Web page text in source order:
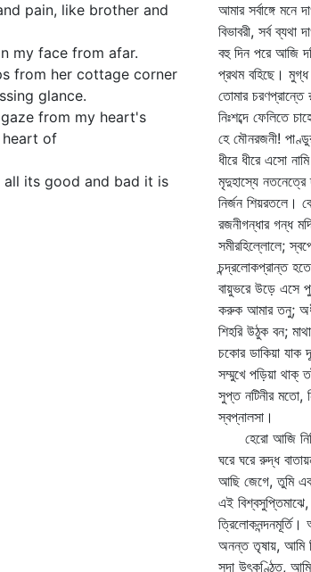
pain, like brother and
my face from afar.
from her cottage corner
glance.
from my heart's
of
its good and bad it is
আমার সর্বাঙ্গে মনে
বিভাবরী, সর্ব ব্যথা
বহু দিন পরে আজি
প্রথম বহিছে।
তোমার চরণপ্রান্তে
নিঃশব্দে ফেলিতে
হে মৌনরজনী!
ধীরে ধীরে এসো
মৃদুহাস্যে নতনেত্রে
নির্জন শিয়রতলে।
রজনীগন্ধার গন্ধ
সমীরহিল্লোলে;
চন্দ্রলোকপ্রান্ত
বায়ুভরে উড়ে এসে
করুক আমার তনু;
শিহরি উঠুক বন;
চকোর ডাকিয়া যাক
সম্মুখে পড়িয়া থাক্‌
সুপ্ত নটিনীর মতো,
স্বপ্নালসা।
হেরো আজি
ঘরে ঘরে রুদ্ধ
আছি জেগে, তুমি
এই
অনন্ত তৃষায়, আমি
সদা উৎকণ্ঠিত, আমি